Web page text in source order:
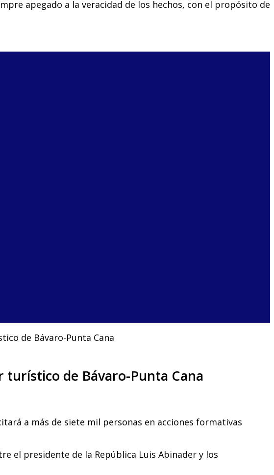
apegado a la veracidad de los hechos, con el propósito de
de Bávaro-Punta Cana
turístico de Bávaro-Punta Cana
a más de siete mil personas en acciones formativas
el presidente de la República Luis Abinader y los